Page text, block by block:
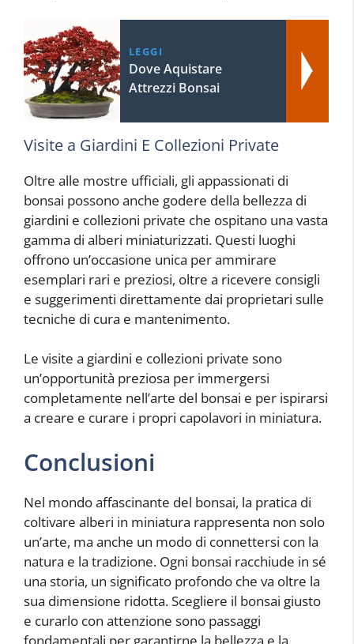
LEGGI
Dove Aquistare
Attrezzi Bonsai
Visite a Giardini E Collezioni Private
Oltre alle mostre ufficiali, gli appassionati di
bonsai possono anche godere della bellezza di
giardini e collezioni private che ospitano una vasta
gamma di alberi miniaturizzati. Questi luoghi
offrono un’occasione unica per ammirare
esemplari rari e preziosi, oltre a ricevere consigli
e suggerimenti direttamente dai proprietari sulle
tecniche di cura e mantenimento.
Le visite a giardini e collezioni private sono
un’opportunità preziosa per immergersi
completamente nell’arte del bonsai e per ispirarsi
a creare e curare i propri capolavori in miniatura.
Conclusioni
Nel mondo affascinante del bonsai, la pratica di
coltivare alberi in miniatura rappresenta non solo
un’arte, ma anche un modo di connettersi con la
natura e la tradizione. Ogni bonsai racchiude in sé
una storia, un significato profondo che va oltre la
sua dimensione ridotta. Scegliere il bonsai giusto
e curarlo con attenzione sono passaggi
fondamentali per garantirne la bellezza e la